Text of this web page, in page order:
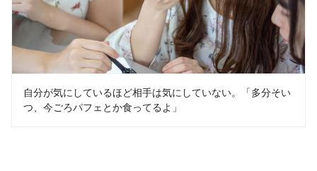
自分が気にしているほど相手は気にしていない。「多分そい
つ、今ごろパフェとか食ってるよ」